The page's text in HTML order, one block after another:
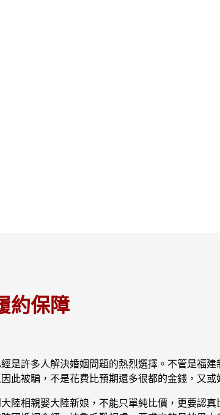
約保障
是許多人解決婚姻問題的熱烈選擇。不管是福
此被騙，不是花費比預期還多很都的金錢，又
陸相親娶大陸新娘，不能只單純比價，更要認